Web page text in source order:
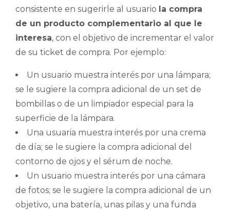
consistente en sugerirle al usuario la compra
de un producto complementario al que le
interesa, con el objetivo de incrementar el valor
de su ticket de compra. Por ejemplo:
Un usuario muestra interés por una lámpara;
se le sugiere la compra adicional de un set de
bombillas o de un limpiador especial para la
superficie de la lámpara.
Una usuaria muestra interés por una crema
de día; se le sugiere la compra adicional del
contorno de ojos y el sérum de noche.
Un usuario muestra interés por una cámara
de fotos; se le sugiere la compra adicional de un
objetivo, una batería, unas pilas y una funda